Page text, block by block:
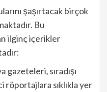
şaşırtacak birçok
Bu
ilginç içerikler
gazeteleri, sıradışı
röportajlara sıklıkla yer